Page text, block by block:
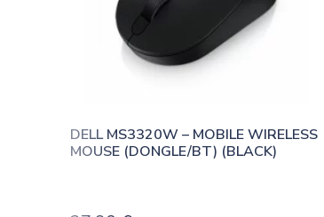
DELL MS3320W – MOBILE WIRELESS
MOUSE (DONGLE/BT) (BLACK)